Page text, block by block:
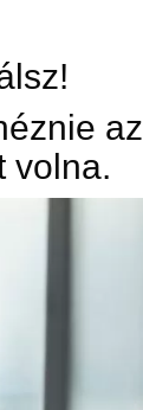
az
volna.